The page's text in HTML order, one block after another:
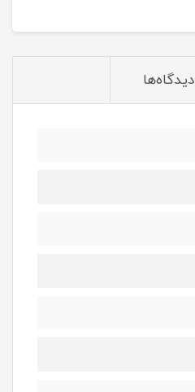
دیدگاه‌ها